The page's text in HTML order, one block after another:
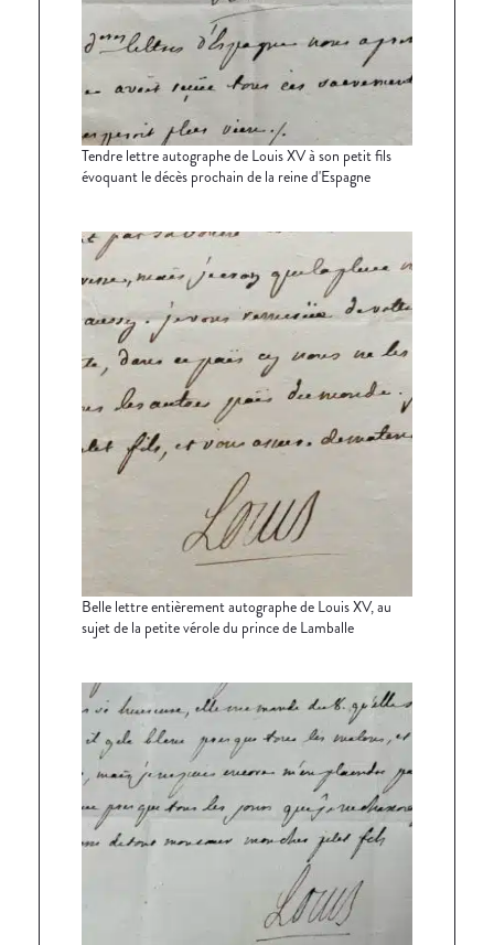
Tendre lettre autographe de Louis XV à son petit fils
évoquant le décès prochain de la reine d'Espagne
Belle lettre entièrement autographe de Louis XV, au
sujet de la petite vérole du prince de Lamballe